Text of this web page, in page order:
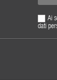
Ai
dati